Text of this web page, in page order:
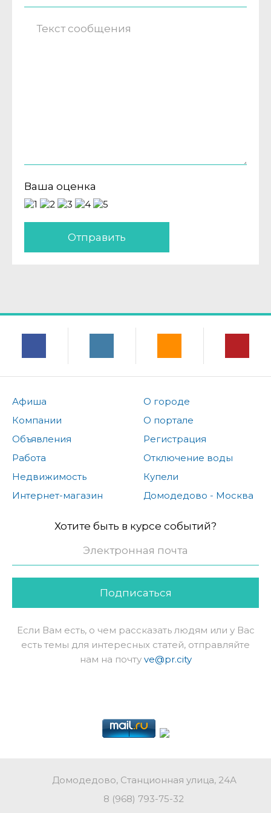
Ваша оценка
Отправить
Афиша
Компании
Объявления
Работа
Недвижимость
Интернет-магазин
О городе
О портале
Регистрация
Отключение воды
Купели
Домодедово - Москва
Хотите быть в курсе событий?
Подписаться
Если Вам есть, о чем рассказать людям или у Вас
есть темы для интересных статей, отправляйте
нам на почту ve@pr.city
Домодедово, Станционная улица, 24А
8 (968) 793-75-32